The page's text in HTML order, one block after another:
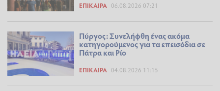
ΕΠΊΚΑΙΡΑ 06.08.2026 07:21
Πύργος: Συνελήφθη ένας ακόμα
κατηγορούμενος για τα επεισόδια σε
Πάτρα και Ρίο
ΕΠΊΚΑΙΡΑ 04.08.2026 11:15